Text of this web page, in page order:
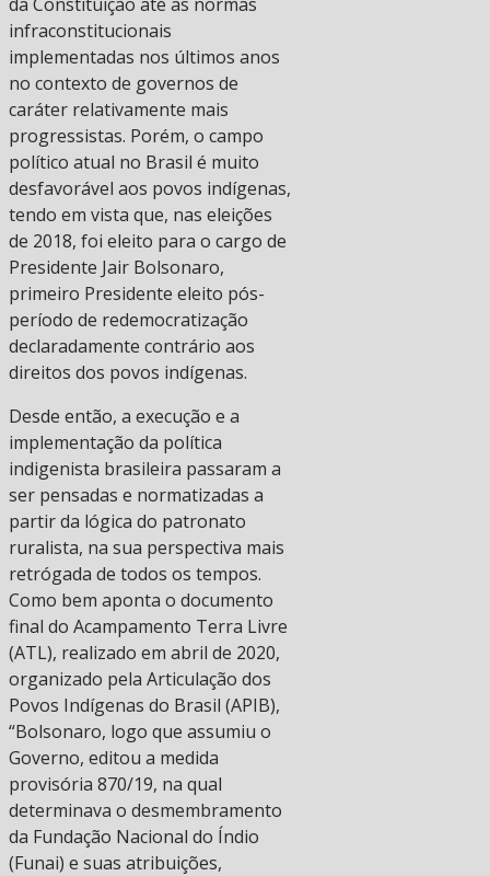
da Constituição até as normas
infraconstitucionais
implementadas nos últimos anos
no contexto de governos de
caráter relativamente mais
progressistas. Porém, o campo
político atual no Brasil é muito
desfavorável aos povos indígenas,
tendo em vista que, nas eleições
de 2018, foi eleito para o cargo de
Presidente Jair Bolsonaro,
primeiro Presidente eleito pós-
período de redemocratização
declaradamente contrário aos
direitos dos povos indígenas.
Desde então, a execução e a
implementação da política
indigenista brasileira passaram a
ser pensadas e normatizadas a
partir da lógica do patronato
ruralista, na sua perspectiva mais
retrógada de todos os tempos.
Como bem aponta o documento
final do Acampamento Terra Livre
(ATL), realizado em abril de 2020,
organizado pela Articulação dos
Povos Indígenas do Brasil (APIB),
“Bolsonaro, logo que assumiu o
Governo, editou a medida
provisória 870/19, na qual
determinava o desmembramento
da Fundação Nacional do Índio
(Funai) e suas atribuições,